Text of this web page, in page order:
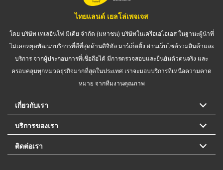
ไทยแลนด์ เยลโล่เพจเจส
โดย บริษัท เทเลอินโฟ มีเดีย จำกัด (มหาชน) บริษัทในเครือเอไอเอส ในฐานะผู้นำที่
ไม่เคยหยุดพัฒนาบริการที่ดีที่สุดด้านดิจิทัล มาร์เก็ตติ้ง ผ่านเว็บไซต์รวมสินค้าและ
บริการ จากผู้ประกอบการที่เชื่อถือได้ มีการตรวจสอบและยืนยันตัวตนจริง และ
ครอบคลุมทุกหมวดธุรกิจมากที่สุดในประเทศ เราจะมอบบริการที่เหนือความคาด
หมาย จากทีมงานคุณภาพ
เกี่ยวกับเรา
บริการของเรา
ติดต่อเรา